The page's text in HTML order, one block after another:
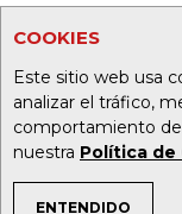
COOKIES
Este sitio web usa
analizar el tráfico,
comportamiento
nuestra Política de
ENTENDIDO